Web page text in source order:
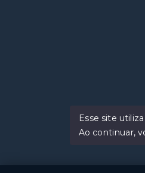
Esse site utiliza
Ao continuar,